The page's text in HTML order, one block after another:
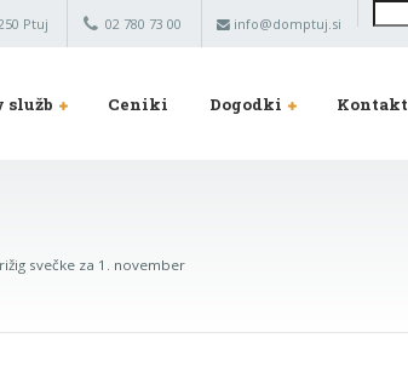
Ptuj 02 780 73 00 info@domptuj.si
služb Ceniki Dogodki Kontakt
svečke za 1. november